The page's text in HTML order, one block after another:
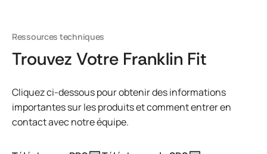
Ressources techniques
Trouvez Votre Franklin Fit
Cliquez ci-dessous pour obtenir des informations
importantes sur les produits et comment entrer en
contact avec notre équipe.